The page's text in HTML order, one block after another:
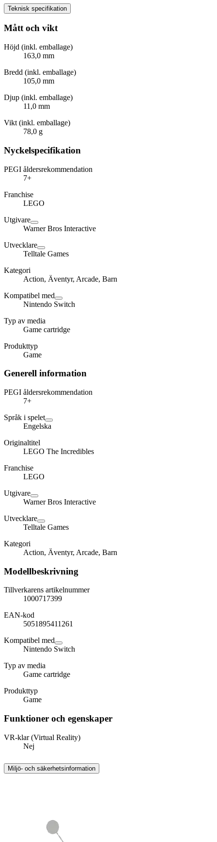
Teknisk specifikation
Mått och vikt
Höjd (inkl. emballage)
163,0 mm
Bredd (inkl. emballage)
105,0 mm
Djup (inkl. emballage)
11,0 mm
Vikt (inkl. emballage)
78,0 g
Nyckelspecifikation
PEGI åldersrekommendation
7+
Franchise
LEGO
Utgivare
Warner Bros Interactive
Utvecklare
Telltale Games
Kategori
Action, Äventyr, Arcade, Barn
Kompatibel med
Nintendo Switch
Typ av media
Game cartridge
Produkttyp
Game
Generell information
PEGI åldersrekommendation
7+
Språk i spelet
Engelska
Originaltitel
LEGO The Incredibles
Franchise
LEGO
Utgivare
Warner Bros Interactive
Utvecklare
Telltale Games
Kategori
Action, Äventyr, Arcade, Barn
Modellbeskrivning
Tillverkarens artikelnummer
1000717399
EAN-kod
5051895411261
Kompatibel med
Nintendo Switch
Typ av media
Game cartridge
Produkttyp
Game
Funktioner och egenskaper
VR-klar (Virtual Reality)
Nej
Miljö- och säkerhetsinformation